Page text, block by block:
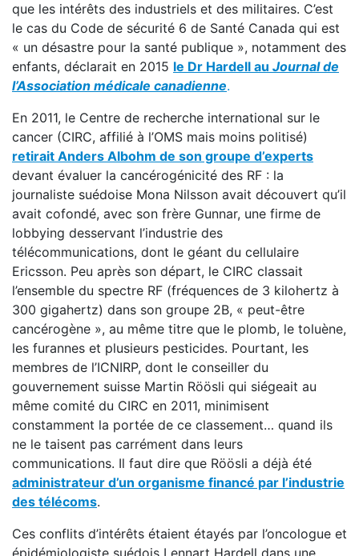
que les intérêts des industriels et des militaires. C’est
le cas du Code de sécurité 6 de Santé Canada qui est
« un désastre pour la santé publique », notamment des
enfants, déclarait en 2015 le Dr Hardell au Journal de
l’Association médicale canadienne.
En 2011, le Centre de recherche international sur le
cancer (CIRC, affilié à l’OMS mais moins politisé)
retirait Anders Albohm de son groupe d’experts
devant évaluer la cancérogénicité des RF : la
journaliste suédoise Mona Nilsson avait découvert qu’il
avait cofondé, avec son frère Gunnar, une firme de
lobbying desservant l’industrie des
télécommunications, dont le géant du cellulaire
Ericsson. Peu après son départ, le CIRC classait
l’ensemble du spectre RF (fréquences de 3 kilohertz à
300 gigahertz) dans son groupe 2B, « peut-être
cancérogène », au même titre que le plomb, le toluène,
les furannes et plusieurs pesticides. Pourtant, les
membres de l’ICNIRP, dont le conseiller du
gouvernement suisse Martin Röösli qui siégeait au
même comité du CIRC en 2011, minimisent
constamment la portée de ce classement… quand ils
ne le taisent pas carrément dans leurs
communications. Il faut dire que Röösli a déjà été
administrateur d’un organisme financé par l’industrie
des télécoms.
Ces conflits d’intérêts étaient étayés par l’oncologue et
épidémiologiste suédois Lennart Hardell dans une